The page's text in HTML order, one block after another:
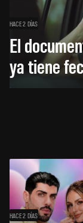
HACE 2 DÍAS
El
ya tiene
HACE 2 DÍAS